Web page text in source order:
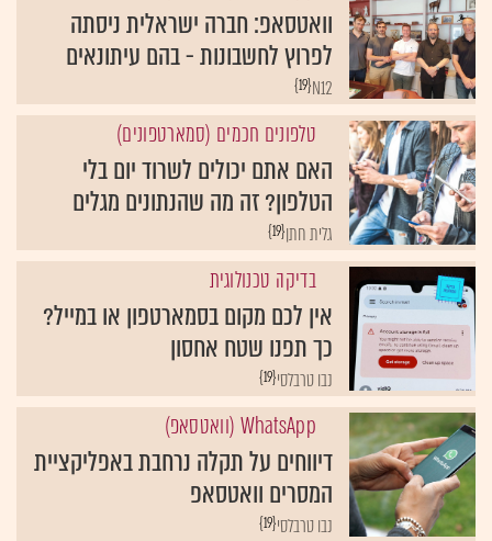
וואטסאפ: חברה ישראלית ניסתה
לפרוץ לחשבונות - בהם עיתונאים
{19}N12
טלפונים חכמים (סמארטפונים)
האם אתם יכולים לשרוד יום בלי
הטלפון? זה מה שהנתונים מגלים
{19}גלית חתן
בדיקה טכנולוגית
אין לכם מקום בסמארטפון או במייל?
כך תפנו שטח אחסון
{19}נבו טרבלסי
WhatsApp (וואטסאפ)
דיווחים על תקלה נרחבת באפליקציית
המסרים וואטסאפ
{19}נבו טרבלסי